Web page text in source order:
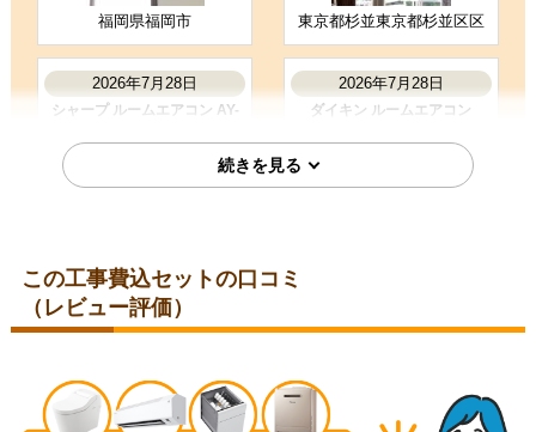
福岡県福岡市 東京都杉並東京都杉並区区
2026年7月28日
シャープ ルームエアコン AY-
埼玉県比企郡
2026年7月28日
ダイキン ルームエアコン
コロナ ルームエアコン RC-
V2826R-W
三菱 ルームエアコン MSZ-
JXV2526-W
この工事費込セットの口コミ
（レビュー評価）